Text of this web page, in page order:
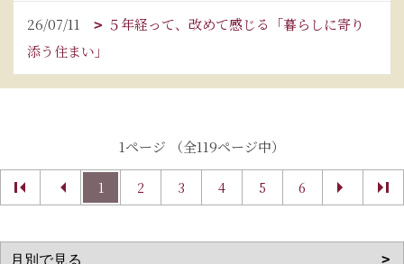
26/07/11
５年経って、改めて感じる「暮らしに寄り
添う住まい」
1ページ （全119ページ中）
1 2 3 4 5 6